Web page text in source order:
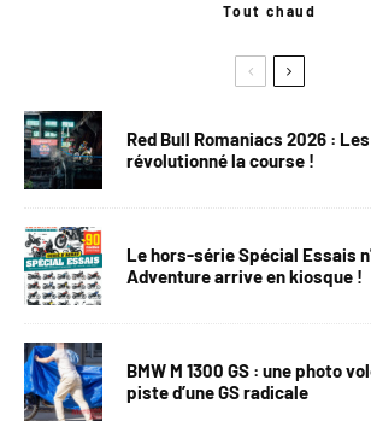
Tout chaud
Red Bull Romaniacs 2026 :
révolutionné la course !
Le hors-série Spécial Essais
Adventure arrive en kiosque !
BMW M 1300 GS : une photo
piste d’une GS radicale